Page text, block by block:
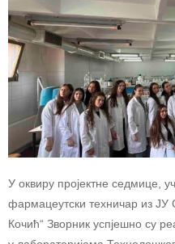
У оквиру пројектне седмице,
фармацеутски техничар из
Кочић“ Зворник успјешно су